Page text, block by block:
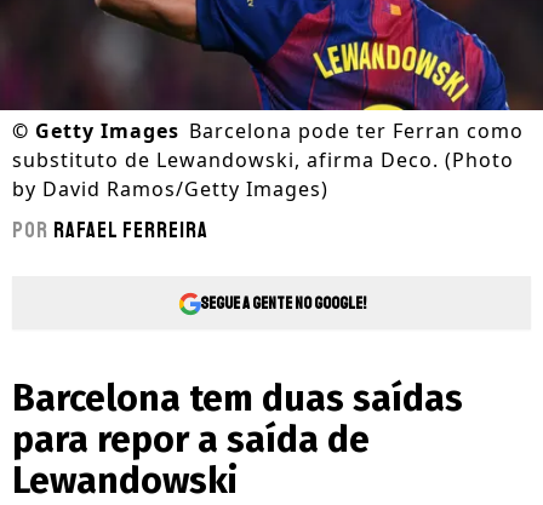
© Getty Images Barcelona pode ter Ferran como
substituto de Lewandowski, afirma Deco. (Photo
by David Ramos/Getty Images)
Por Rafael Ferreira
Segue a gente no Google!
Barcelona tem duas saídas
para repor a saída de
Lewandowski